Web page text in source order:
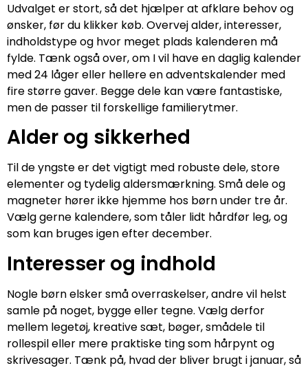
Udvalget er stort, så det hjælper at afklare behov og
ønsker, før du klikker køb. Overvej alder, interesser,
indholdstype og hvor meget plads kalenderen må
fylde. Tænk også over, om I vil have en daglig kalender
med 24 låger eller hellere en adventskalender med
fire større gaver. Begge dele kan være fantastiske,
men de passer til forskellige familierytmer.
Alder og sikkerhed
Til de yngste er det vigtigt med robuste dele, store
elementer og tydelig aldersmærkning. Små dele og
magneter hører ikke hjemme hos børn under tre år.
Vælg gerne kalendere, som tåler lidt hårdfør leg, og
som kan bruges igen efter december.
Interesser og indhold
Nogle børn elsker små overraskelser, andre vil helst
samle på noget, bygge eller tegne. Vælg derfor
mellem legetøj, kreative sæt, bøger, smådele til
rollespil eller mere praktiske ting som hårpynt og
skrivesager. Tænk på, hvad der bliver brugt i januar, så